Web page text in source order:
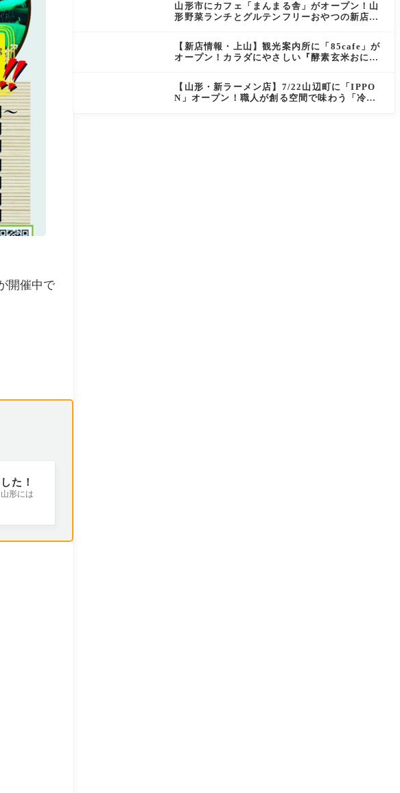
開催中で
た！
形には
山形市にカフェ「まんまる舎」がオープン！山
形野菜ランチとグルテンフリーおやつの新店情
【新店情報・上山】観光案内所に「85cafe」が
オープン！カラダにやさしい『酵素玄米おにぎ
【山形・新ラーメン店】7/22山辺町に「IPPO
N」オープン！職人が創る空間で味わう「冷た